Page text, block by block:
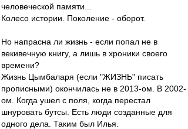
человеческой памяти...
Колесо истории. Поколение - оборот.
Но напрасна ли жизнь - если попал не в
векивечную книгу, а лишь в хроники своего
времени?
Жизнь Цымбаларя (если "ЖИЗНЬ" писать
прописными) окончилась не в 2013-ом. В 2002-
ом. Когда ушел с поля, когда перестал
шнуровать бутсы. Есть люди созданные для
одного дела. Таким был Илья.